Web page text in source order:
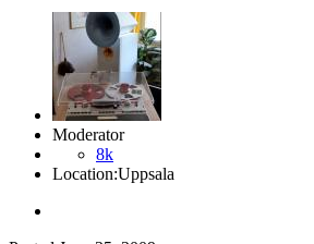
Moderator
8k
Location:Uppsala